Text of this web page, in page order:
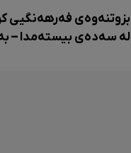
بزوتنەوەی فەرهەنگیی
لە سەدەی بیستەمدا –